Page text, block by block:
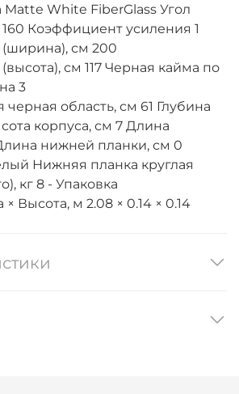
Matte White FiberGlass Угол
Коэффициент усиления 1
см 200
см 117 Черная кайма по
3
область, см 61 Глубина
корпуса, см 7 Длина
нижней планки, см 0
Нижняя планка круглая
кг 8 - Упаковка
Высота, м 2.08 × 0.14 × 0.14